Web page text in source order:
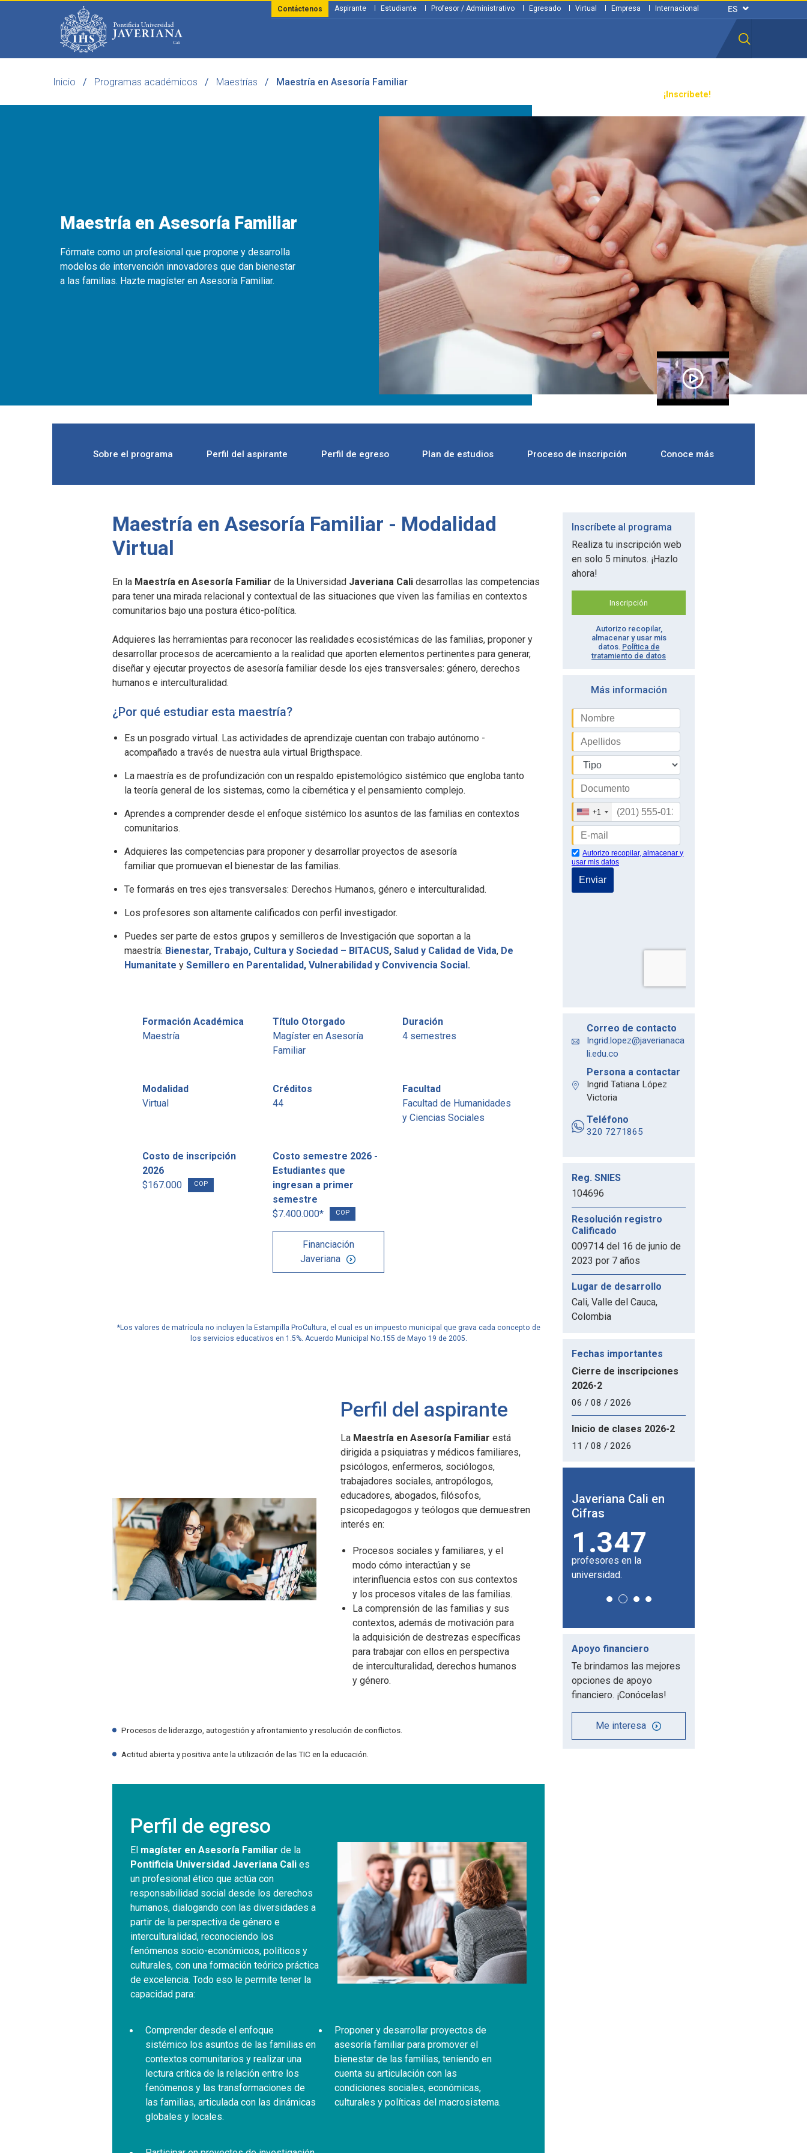
¡Inscríbete!
Aspirante Estudiante Profesor / Administrativo Egresado Virtual Empresa Internacional
Contáctenos
Inicio Programas académicos Maestrías Maestría en Asesoría Familiar
Maestría en Asesoría Familiar
Fórmate como un profesional que propone y desarrolla
modelos de intervención innovadores que dan bienestar
a las familias. Hazte magíster en Asesoría Familiar.
Sobre el programa Perfil del aspirante Perfil de egreso Plan de estudios Proceso de inscripción Conoce más
Maestría en Asesoría Familiar - Modalidad
Virtual
En la Maestría en Asesoría Familiar de la Universidad Javeriana Cali desarrollas las competencias
para tener una mirada relacional y contextual de las situaciones que viven las familias en contextos
comunitarios bajo una postura ético-política.
Adquieres las herramientas para reconocer las realidades ecosistémicas de las familias, proponer y
desarrollar procesos de acercamiento a la realidad que aporten elementos pertinentes para generar,
diseñar y ejecutar proyectos de asesoría familiar desde los ejes transversales: género, derechos
humanos e interculturalidad.
¿Por qué estudiar esta maestría?
Es un posgrado virtual. Las actividades de aprendizaje cuentan con trabajo autónomo -
acompañado a través de nuestra aula virtual Brigthspace.
La maestría es de profundización con un respaldo epistemológico sistémico que engloba tanto
la teoría general de los sistemas, como la cibernética y el pensamiento complejo.
Aprendes a comprender desde el enfoque sistémico los asuntos de las familias en contextos
comunitarios.
Adquieres las competencias para proponer y desarrollar proyectos de asesoría
familiar que promuevan el bienestar de las familias.
Te formarás en tres ejes transversales: Derechos Humanos, género e interculturalidad.
Los profesores son altamente calificados con perfil investigador.
Puedes ser parte de estos grupos y semilleros de Investigación que soportan a la
maestría: Bienestar, Trabajo, Cultura y Sociedad – BITACUS, Salud y Calidad de Vida, De
Humanitate y Semillero en Parentalidad, Vulnerabilidad y Convivencia Social.
Formación Académica
Maestría
Título Otorgado
Magíster en Asesoría
Familiar
Duración
4 semestres
Modalidad
Virtual
Créditos
44
Facultad
Facultad de Humanidades
y Ciencias Sociales
Costo de inscripción
2026
$167.000
COP
Costo semestre 2026 -
Estudiantes que
ingresan a primer
semestre
$7.400.000*
COP
Financiación
Javeriana
*Los valores de matrícula no incluyen la Estampilla ProCultura, el cual es un impuesto municipal que grava cada concepto de
los servicios educativos en 1.5%. Acuerdo Municipal No.155 de Mayo 19 de 2005.
Perfil del aspirante
La Maestría en Asesoría Familiar está
dirigida a psiquiatras y médicos familiares,
psicólogos, enfermeros, sociólogos,
trabajadores sociales, antropólogos,
educadores, abogados, filósofos,
psicopedagogos y teólogos que demuestren
interés en:
Procesos sociales y familiares, y el
modo cómo interactúan y se
interinfluencia estos con sus contextos
y los procesos vitales de las familias.
La comprensión de las familias y sus
contextos, además de motivación para
la adquisición de destrezas específicas
para trabajar con ellos en perspectiva
de interculturalidad, derechos humanos
y género.
Procesos de liderazgo, autogestión y afrontamiento y resolución de conflictos.
Actitud abierta y positiva ante la utilización de las TIC en la educación.
Perfil de egreso
El magíster en Asesoría Familiar de la
Pontificia Universidad Javeriana Cali es
un profesional ético que actúa con
responsabilidad social desde los derechos
humanos, dialogando con las diversidades a
partir de la perspectiva de género e
interculturalidad, reconociendo los
fenómenos socio-económicos, políticos y
culturales, con una formación teórico práctica
de excelencia. Todo eso le permite tener la
capacidad para:
Comprender desde el enfoque
sistémico los asuntos de las familias en
contextos comunitarios y realizar una
lectura crítica de la relación entre los
fenómenos y las transformaciones de
las familias, articulada con las dinámicas
globales y locales.
Proponer y desarrollar proyectos de
asesoría familiar para promover el
bienestar de las familias, teniendo en
cuenta su articulación con las
condiciones sociales, económicas,
culturales y políticas del macrosistema.
Inscríbete al programa
Realiza tu inscripción web
en solo 5 minutos. ¡Hazlo
ahora!
Inscripción
Autorizo recopilar,
almacenar y usar mis
datos. Política de
tratamiento de datos
Más información
Correo de contacto
Ingrid.lopez@javerianaca
li.edu.co
Persona a contactar
Ingrid Tatiana López
Victoria
Teléfono
320 7271865
Reg. SNIES
104696
Resolución registro
Calificado
009714 del 16 de junio de
2023 por 7 años
Lugar de desarrollo
Cali, Valle del Cauca,
Colombia
Fechas importantes
Cierre de inscripciones
2026-2
06 / 08 / 2026
Inicio de clases 2026-2
11 / 08 / 2026
Javeriana Cali en
cifras
51%
de los profesores de
planta tiene título de
doctor.
Javeriana Cali en
cifras
180
universidades aliadas en
el mundo.
Javeriana Cali en
cifras
14
posgrados tiene la
Facultad de Humanidades
y Ciencias Sociales.
Javeriana Cali en
1.347
profesores en la
universidad.
Javeriana Cali en
Apoyo financiero
Te brindamos las mejores
opciones de apoyo
financiero. ¡Conócelas!
Me interesa